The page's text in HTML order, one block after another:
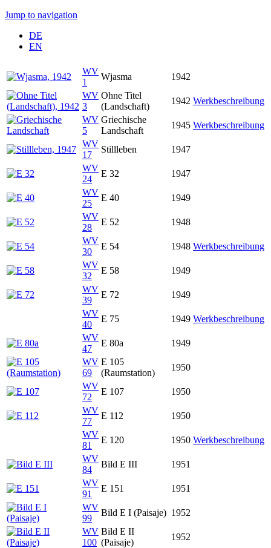
Jump to navigation
DE
EN
WV
1
Wjasma
1942
WV
3
Ohne Titel
(Landschaft)
1942 Werkbeschreibung
WV
5
Griechische
Landschaft
1945 Werkbeschreibung
WV
17
Stillleben
1947
WV
24
E 32
1947
WV
25
E 40
1949
WV
28
E 52
1948
WV
30
E 54 1948 Werkbeschreibung
WV
32
E 58
1949
WV
39
E 72
1949
WV
40
E 75 1949 Werkbeschreibung
WV
47
E 80a
1949
WV
69
E 105
(Raumstation)
1950
WV
72
E 107
1950
WV
77
E 112
1950
WV
81
E 120 1950 Werkbeschreibung
WV
84
Bild E III
1951
WV
91
E 151
1951
WV
99
Bild E I (Paisaje) 1952
WV
100
Bild E II
(Paisaje)
1952